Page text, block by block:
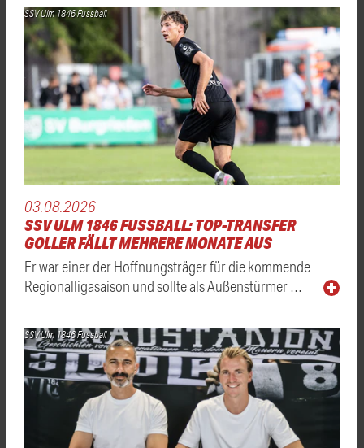
SSV Ulm 1846 Fussball
03.08.2026
SSV ULM 1846 FUSSBALL: TOP-TRANSFER
GOLLER FÄLLT MEHRERE MONATE AUS
Er war einer der Hoffnungsträger für die kommende
Regionalligasaison und sollte als Außenstürmer …
SSV Ulm 1846 Fussball